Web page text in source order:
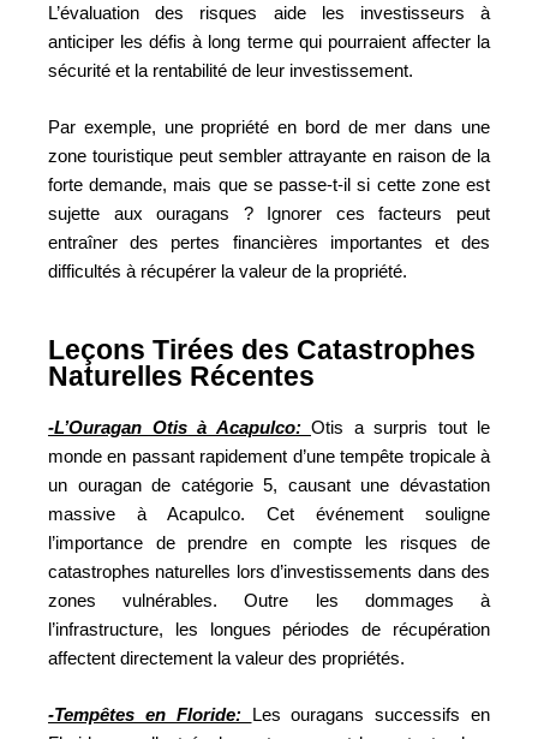
L’évaluation des risques aide les investisseurs à
anticiper les défis à long terme qui pourraient affecter la
sécurité et la rentabilité de leur investissement.
Par exemple, une propriété en bord de mer dans une
zone touristique peut sembler attrayante en raison de la
forte demande, mais que se passe-t-il si cette zone est
sujette aux ouragans ? Ignorer ces facteurs peut
entraîner des pertes financières importantes et des
difficultés à récupérer la valeur de la propriété.
Leçons Tirées des Catastrophes
Naturelles Récentes
-L’Ouragan Otis à Acapulco: Otis a surpris tout le
monde en passant rapidement d’une tempête tropicale à
un ouragan de catégorie 5, causant une dévastation
massive à Acapulco. Cet événement souligne
l’importance de prendre en compte les risques de
catastrophes naturelles lors d’investissements dans des
zones vulnérables. Outre les dommages à
l’infrastructure, les longues périodes de récupération
affectent directement la valeur des propriétés.
-Tempêtes en Floride: Les ouragans successifs en